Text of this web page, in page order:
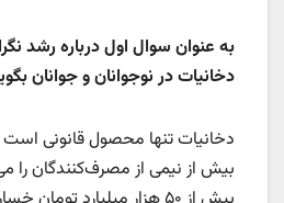
به عنوان سوال اول درباره رشد
دخانیات در نوجوانان و جوانان
دخانیات تنها محصول قانونی
بیش از نیمی از مصرف‌کنندگان را